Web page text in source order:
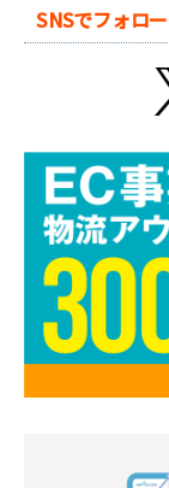
SNSでフォロー